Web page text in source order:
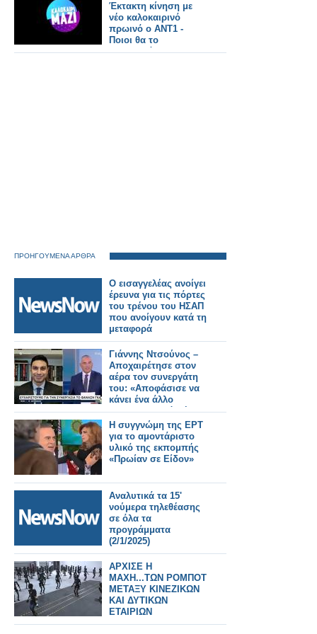
Έκτακτη κίνηση με
νέο καλοκαιρινό
πρωινό ο ΑΝΤ1 -
Ποιοι θα το
παρουσιάζουν και τι
ΠΡΟΗΓΟΥΜΕΝΑ ΑΡΘΡΑ
Ο εισαγγελέας ανοίγει
έρευνα για τις πόρτες
του τρένου του ΗΣΑΠ
που ανοίγουν κατά τη
μεταφορά
Γιάννης Ντσούνος –
Αποχαιρέτησε στον
αέρα τον συνεργάτη
του: «Αποφάσισε να
κάνει ένα άλλο
επαγγελματικό βήμα
στη ζωή του»
Η συγγνώμη της ΕΡΤ
για το αμοντάριστο
υλικό της εκπομπής
«Πρωίαν σε Είδον»
Αναλυτικά τα 15'
νούμερα τηλεθέασης
σε όλα τα
προγράμματα
(2/1/2025)
ΑΡΧΙΣΕ Η
ΜΑΧΗ...ΤΩΝ ΡΟΜΠΟΤ
ΜΕΤΑΞΥ ΚΙΝΕΖΙΚΩΝ
ΚΑΙ ΔΥΤΙΚΩΝ
ΕΤΑΙΡΙΩΝ